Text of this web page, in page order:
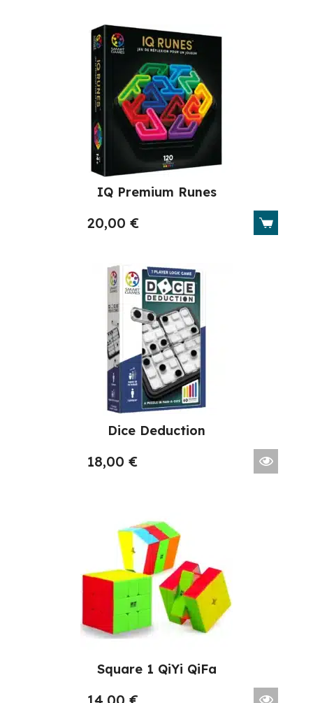
IQ Premium Runes
20,00€
Dice Deduction
18,00€
Square 1 QiYi QiFa